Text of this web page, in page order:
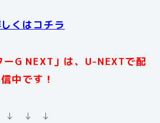
くはコチラ
ーG NEXT」は、U-NEXTで配
信中です！
↓ ↓ ↓